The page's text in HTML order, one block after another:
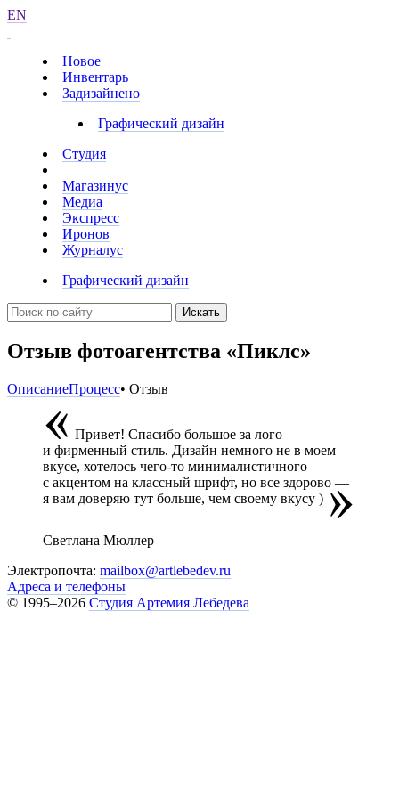
EN
Новое
Инвентарь
Задизайнено
Графический дизайн
Студия
Магазинус
Медиа
Экспресс
Иронов
Журналус
Графический дизайн
Искать
Отзыв фотоагентства «Пиклс»
ОписаниеПроцесс• Отзыв
Привет! Спасибо большое за лого
и фирменный стиль. Дизайн немного не в моем
вкусе, хотелось чего-то минималистичного
с акцентом на классный шрифт, но все здорово —
я вам доверяю тут больше, чем своему вкусу )
Светлана Мюллер
Электропочта: mailbox@artlebedev.ru
Адреса и телефоны
© 1995–2026 Студия Артемия Лебедева